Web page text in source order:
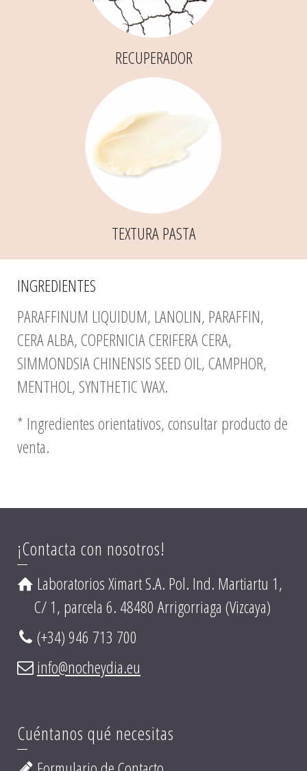
RECUPERADOR
TEXTURA PASTA
INGREDIENTES
PARAFFINUM LIQUIDUM, LANOLIN, PARAFFIN,
CERA ALBA, COPERNICIA CERIFERA CERA,
SIMMONDSIA CHINENSIS SEED OIL, CAMPHOR,
MENTHOL, SYNTHETIC WAX.
* Ingredientes orientativos, consultar producto de
venta.
¡Contacta con nosotros!
Laboratorios Ximart S.A. Pol. Ind. Martiartu 1,
C/ 1, parcela 6. 48480 Arrigorriaga (Vizcaya)
(+34) 946 713 700
info@nocheydia.eu
Cuéntanos qué necesitas